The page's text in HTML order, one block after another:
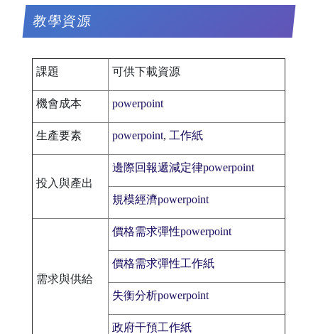
教學資源
課題 可供下載資源
機會成本 powerpoint
生產要素 powerpoint, 工作紙
投入與產出
邊際回報遞減定律powerpoint
規模經濟powerpoint
需求與供給
價格需求彈性powerpoint
價格需求彈性工作紙
失衡分析powerpoint
政府干預工作紙